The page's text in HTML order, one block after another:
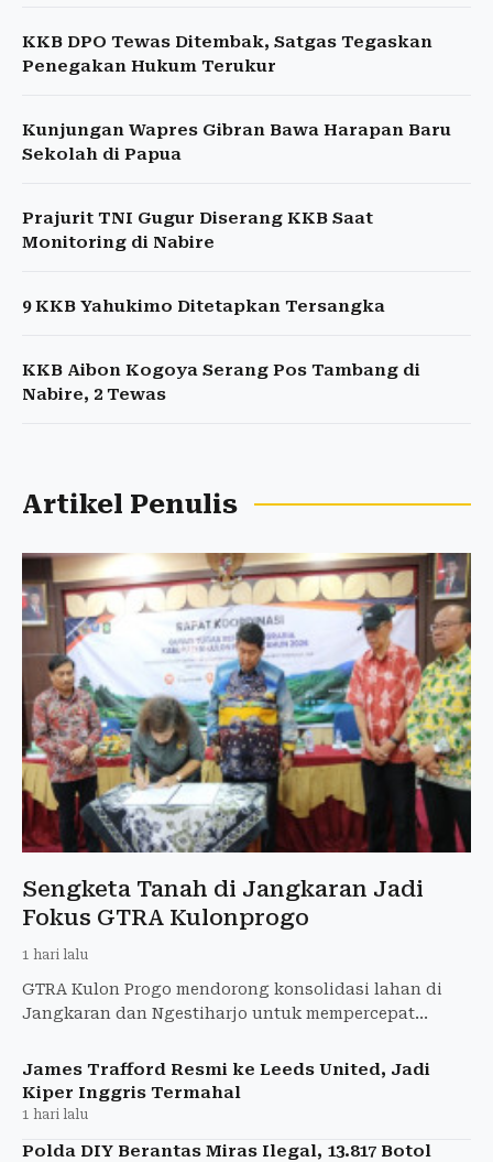
KKB DPO Tewas Ditembak, Satgas Tegaskan
Penegakan Hukum Terukur
Kunjungan Wapres Gibran Bawa Harapan Baru
Sekolah di Papua
Prajurit TNI Gugur Diserang KKB Saat
Monitoring di Nabire
9 KKB Yahukimo Ditetapkan Tersangka
KKB Aibon Kogoya Serang Pos Tambang di
Nabire, 2 Tewas
Artikel Penulis
Sengketa Tanah di Jangkaran Jadi
Fokus GTRA Kulonprogo
1 hari lalu
GTRA Kulon Progo mendorong konsolidasi lahan di
Jangkaran dan Ngestiharjo untuk mempercepat
James Trafford Resmi ke Leeds United, Jadi
Kiper Inggris Termahal
1 hari lalu
Polda DIY Berantas Miras Ilegal, 13.817 Botol